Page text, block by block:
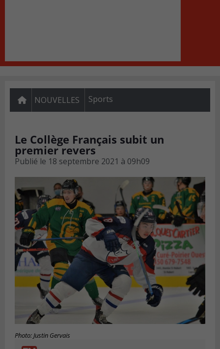
NOUVELLES Sports
Le Collège Français subit un
premier revers
Publié le 18 septembre 2021 à 09h09
Photo: Justin Gervais